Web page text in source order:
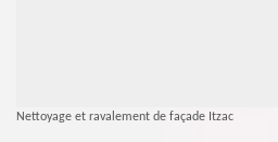
Nettoyage et ravalement de façade Itzac